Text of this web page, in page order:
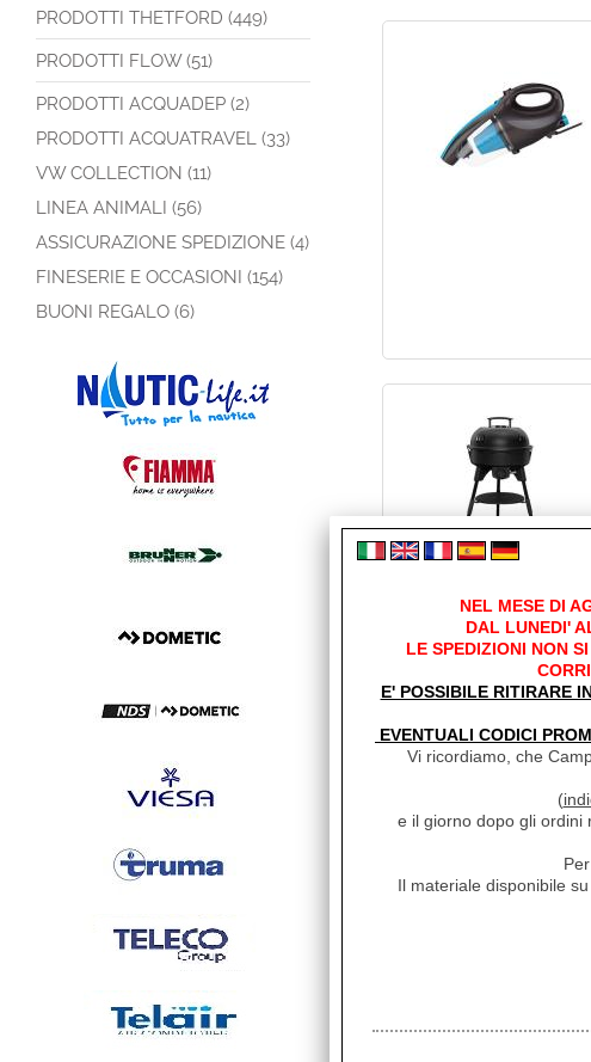
PRODOTTI THETFORD (449)
PRODOTTI FLOW (51)
PRODOTTI ACQUADEP (2)
PRODOTTI ACQUATRAVEL (33)
VW COLLECTION (11)
LINEA ANIMALI (56)
ASSICURAZIONE SPEDIZIONE (4)
FINESERIE E OCCASIONI (154)
BUONI REGALO (6)
NEL MESE DI
DAL LUNEDI'
LE SPEDIZIONI NON
E' POSSIBILE RITIRARE
EVENTUALI CODICI
Vi ricordiamo, che
(
e il giorno dopo gli ordini
Il materiale disponibile